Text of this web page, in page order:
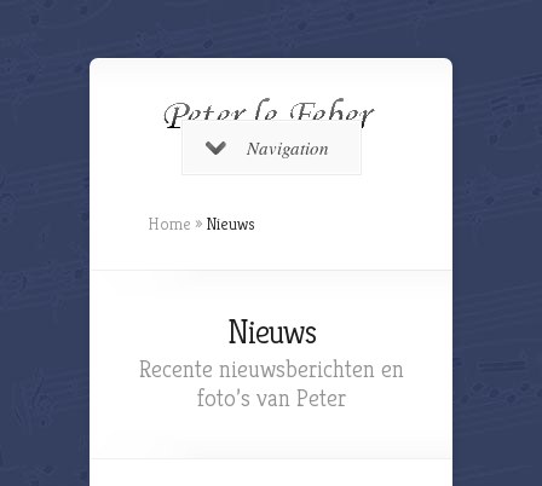
Navigation
Home » Nieuws
Nieuws
Recente nieuwsberichten en
foto’s van Peter